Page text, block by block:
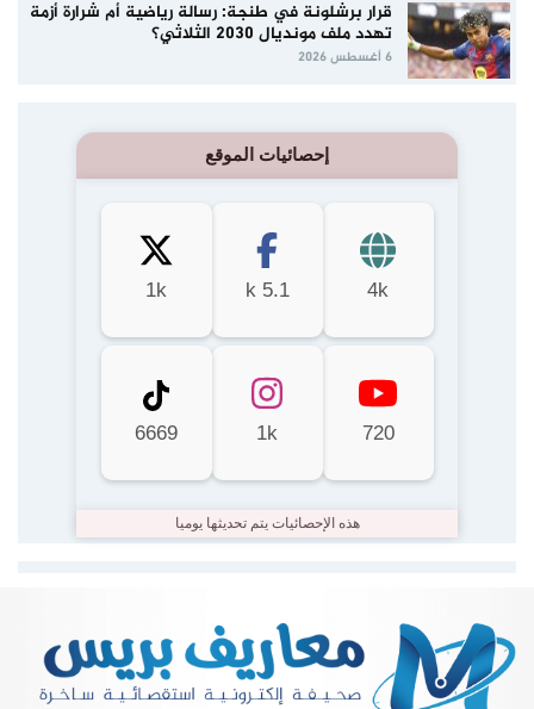
قرار برشلونة في طنجة: رسالة رياضية أم شرارة أزمة
تهدد ملف مونديال 2030 الثلاثي؟
6 أغسطس 2026
إحصائيات الموقع
4k
5.1 k
1k
720
1k
6669
هذه الإحصائيات يتم تحديثها يوميا